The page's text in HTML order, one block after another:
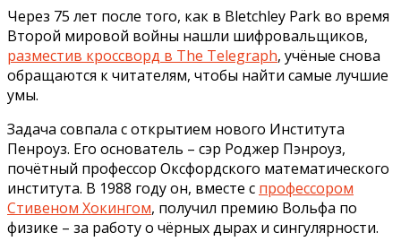
Через 75 лет после того, как в Bletchley Park во время
Второй мировой войны нашли шифровальщиков,
разместив кроссворд в The Telegraph, учёные снова
обращаются к читателям, чтобы найти самые лучшие
умы.
Задача совпала с открытием нового Института
Пенроуз. Его основатель – сэр Роджер Пэнроуз,
почётный профессор Оксфордского математического
института. В 1988 году он, вместе с профессором
Стивеном Хокингом, получил премию Вольфа по
физике – за работу о чёрных дырах и сингулярности.